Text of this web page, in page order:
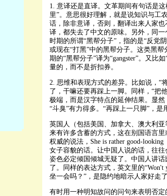
1. 意译还是直译。文革期间有句话是
里”。意思很好理解，就是说知识与工
话，除非意译，否则，翻译出来人家
译，都失去了中文的原味。另外，同
时期的所谓“黑帮分子”，指的是“反党阴
或现在“打黑”中的黑帮分子。这类黑
期的“黑帮分子”译为“gangster”。又比
量的，而不是折扣券。
2. 思维和表现方式的差异。比如说，“
了，干嘛还要再踩上一脚。同样，“把
极端，而是汉字特点的延伸结果。显
“斗臭”有力得多。“再踩上一只脚”，是
英国人（包括美国、加拿大、澳大利
来有许多含蓄的方式，这在别国语言
权威的说法，She is rather good-
女子容貌的话。让中国人说的话，往往
姿色必定倾国倾城无疑了。中国人讲
了。同样的表达方式，英文里的“Won't
坐一会吗？”，是隐约地暗示人家好走了
有时用一种明知故问的问句来表明否